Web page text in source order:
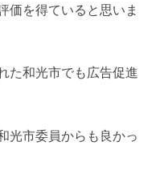
価を得ていると思いま
た和光市でも広告促進
光市委員からも良かっ